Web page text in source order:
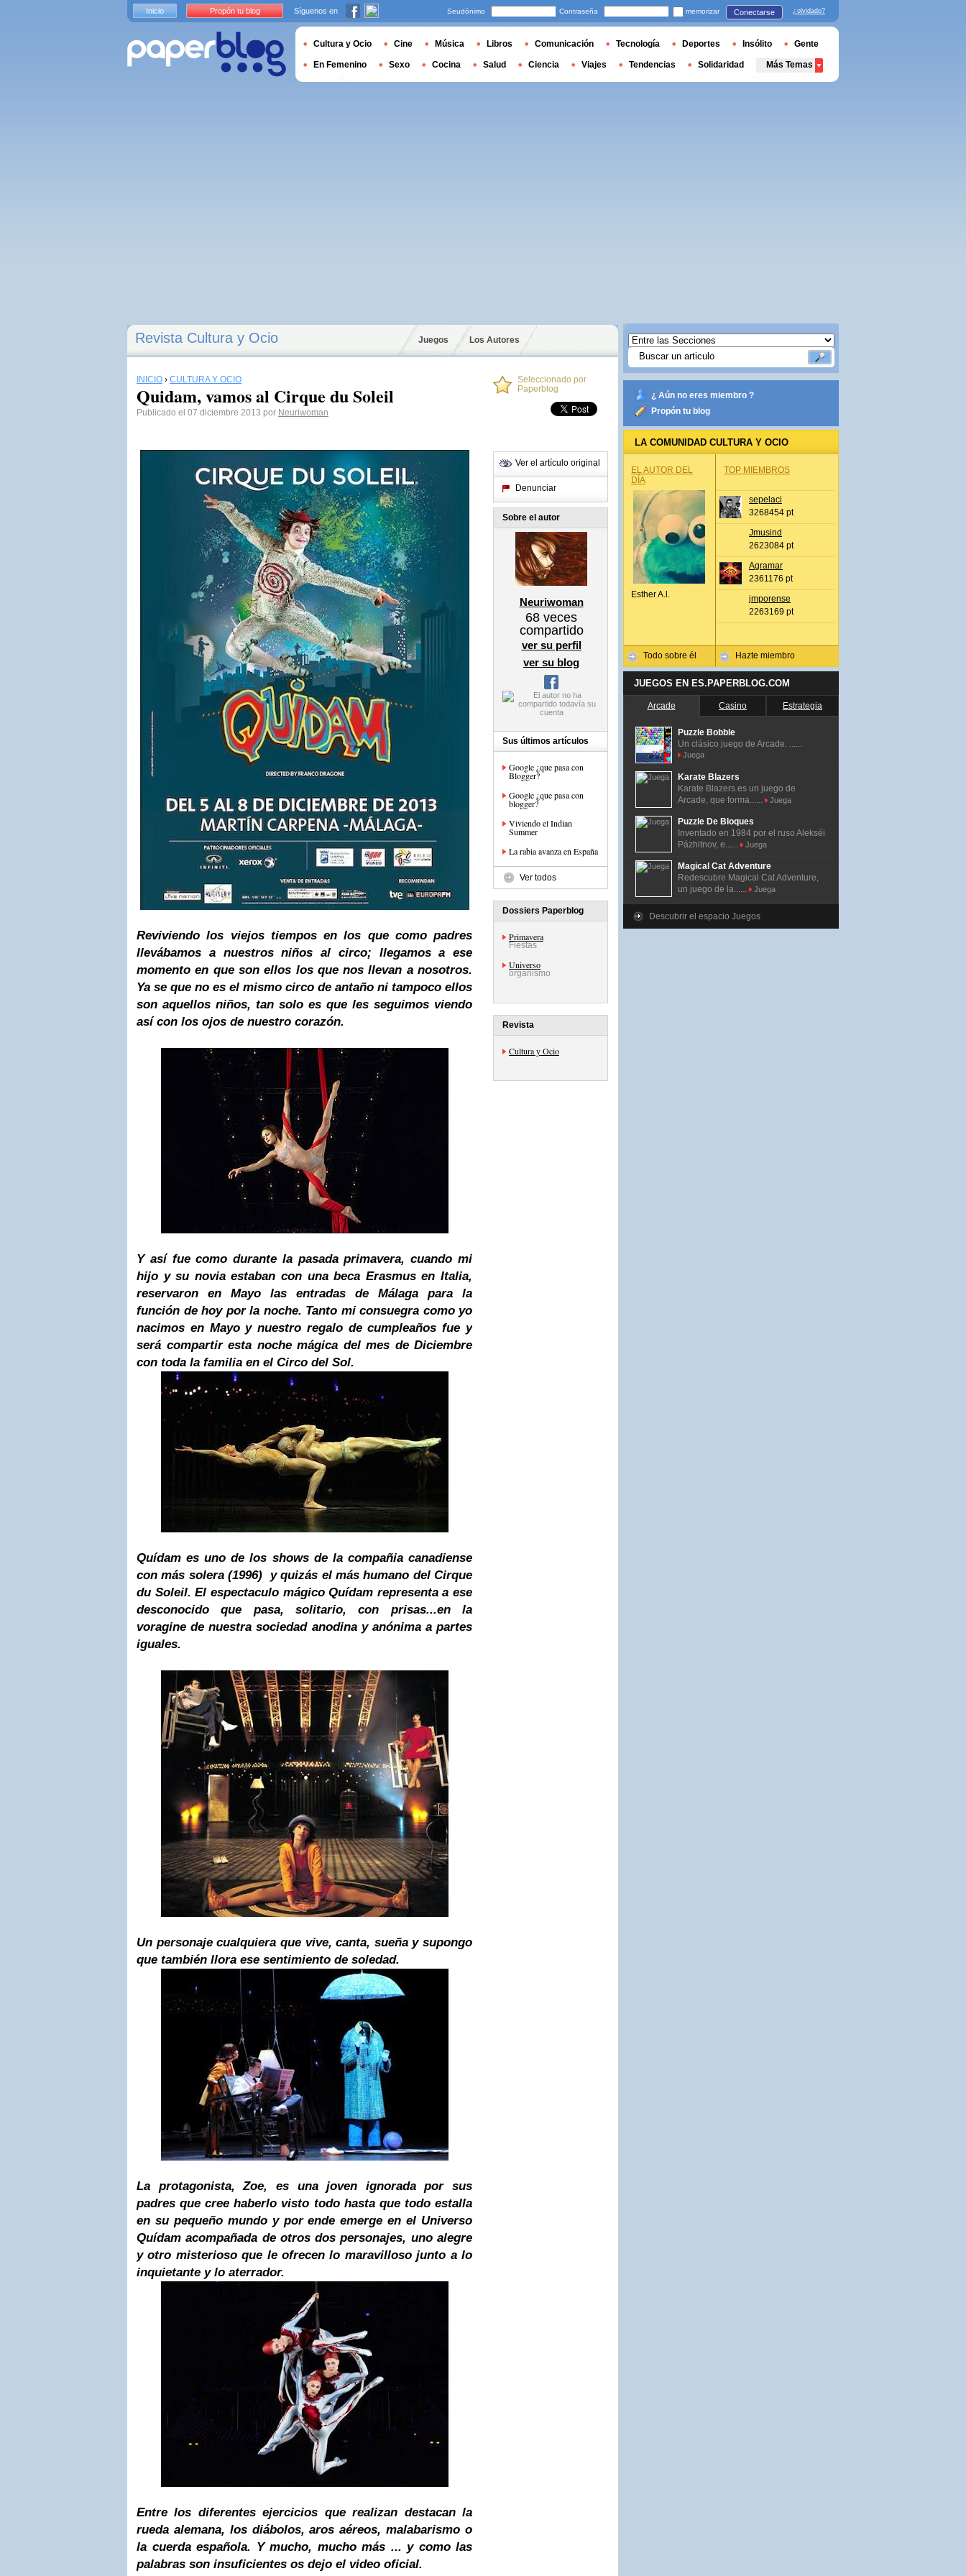
Revista Cultura y Ocio Juegos Los Autores
INICIO › CULTURA Y OCIO
Quidam, vamos al Cirque du Soleil
Publicado el 07 diciembre 2013 por Neuriwoman
Reviviendo los viejos tiempos en los que como padres
llevábamos a nuestros niños al circo; llegamos a ese
momento en que son ellos los que nos llevan a nosotros.
Ya se que no es el mismo circo de antaño ni tampoco ellos
son aquellos niños, tan solo es que les seguimos viendo
así con los ojos de nuestro corazón.
Y así fue como durante la pasada primavera, cuando mi
hijo y su novia estaban con una beca Erasmus en Italia,
reservaron en Mayo las entradas de Málaga para la
función de hoy por la noche. Tanto mi consuegra como yo
nacimos en Mayo y nuestro regalo de cumpleaños fue y
será compartir esta noche mágica del mes de Diciembre
con toda la familia en el Circo del Sol.
Quídam es uno de los shows de la compañia canadiense
con más solera (1996) y quizás el más humano del Cirque
du Soleil. El espectaculo mágico Quídam representa a ese
desconocido que pasa, solitario, con prisas...en la
voragine de nuestra sociedad anodina y anónima a partes
iguales.
Un personaje cualquiera que vive, canta, sueña y supongo
que también llora ese sentimiento de soledad.
La protagonista, Zoe, es una joven ignorada por sus
padres que cree haberlo visto todo hasta que todo estalla
en su pequeño mundo y por ende emerge en el Universo
Quídam acompañada de otros dos personajes, uno alegre
y otro misterioso que le ofrecen lo maravilloso junto a lo
inquietante y lo aterrador.
Entre los diferentes ejercicios que realizan destacan la
rueda alemana, los diábolos, aros aéreos, malabarismo o
la cuerda española. Y mucho, mucho más ... y como las
palabras son insuficientes os dejo el video oficial.
Seleccionado por
Paperblog
Ver el artículo original
Denunciar
Sobre el autor
Neuriwoman
68 veces
compartido
ver su perfil
ver su blog
Sus últimos artículos
Google ¿que pasa con
Blogger?
Google ¿que pasa con
blogger?
Viviendo el Indian
Summer
La rabia avanza en España
Ver todos
Dossiers Paperblog
Primavera
Fiestas
Universo
organismo
Revista
Cultura y Ocio
¿ Aún no eres miembro ?
Propón tu blog
LA COMUNIDAD CULTURA Y OCIO
EL AUTOR DEL
DÍA
Esther A.l.
Todo sobre él
TOP MIEMBROS
sepelaci
3268454 pt
Jmusind
2623084 pt
Agramar
2361176 pt
jmporense
2263169 pt
Hazte miembro
JUEGOS EN ES.PAPERBLOG.COM
Arcade Casino Estrategia
Puzzle Bobble
Un clásico juego de Arcade. ......
Juega
Karate Blazers
Karate Blazers es un juego de
Arcade, que forma......
Juega
Puzzle De Bloques
Inventado en 1984 por el ruso Alekséi
Pázhitnov, e......
Juega
Magical Cat Adventure
Redescubre Magical Cat Adventure,
un juego de la......
Juega
Descubrir el espacio Juegos
Inicio Propón tu blog Síguenos en Seudónimo Contraseña memorizar Conectarse ¿olvidado?
Cultura y Ocio Cine Música Libros Comunicación Tecnología Deportes Insólito Gente
En Femenino Sexo Cocina Salud Ciencia Viajes Tendencias Solidaridad Más Temas